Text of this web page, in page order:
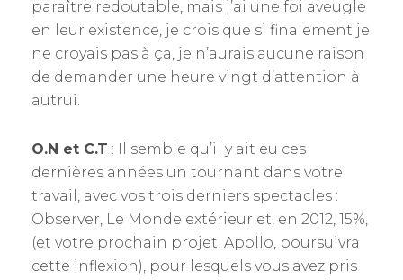
paraître redoutable, mais j’ai une foi aveugle
en leur existence, je crois que si finalement je
ne croyais pas à ça, je n’aurais aucune raison
de demander une heure vingt d’attention à
autrui.
O.N et C.T : Il semble qu’il y ait eu ces
dernières années un tournant dans votre
travail, avec vos trois derniers spectacles :
Observer, Le Monde extérieur et, en 2012, 15%,
(et votre prochain projet, Apollo, poursuivra
cette inflexion), pour lesquels vous avez pris